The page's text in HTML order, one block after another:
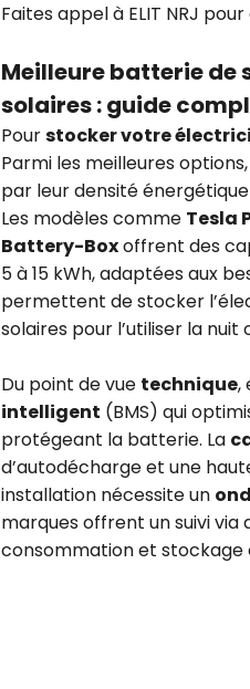
Faites appel à ELIT NRJ
Meilleure batterie de
solaires : guide
Pourstocker votre
Parmi les meilleures
par leur densité
Les modèles comme Tesla
Battery-Boxoffrent des
5 à 15 kWh, adaptées aux
permettent de stocker
solaires pour l’utiliser la
Du point de vue technique,
intelligent (BMS) qui
protégeant la batterie. La
d’autodécharge et une
installation nécessite un
marques offrent un suivi
consommation et stockage